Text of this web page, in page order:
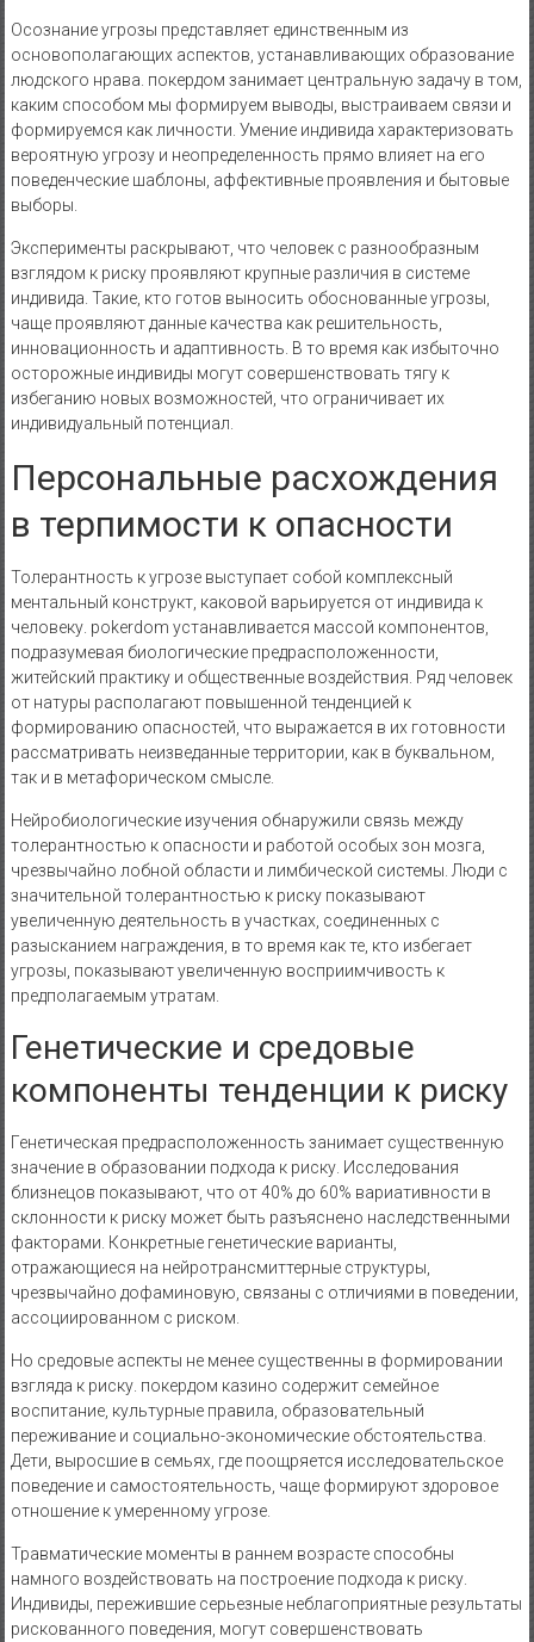
Осознание угрозы представляет единственным из
основополагающих аспектов, устанавливающих образование
людского нрава. покердом занимает центральную задачу в том,
каким способом мы формируем выводы, выстраиваем связи и
формируемся как личности. Умение индивида характеризовать
вероятную угрозу и неопределенность прямо влияет на его
поведенческие шаблоны, аффективные проявления и бытовые
выборы.
Эксперименты раскрывают, что человек с разнообразным
взглядом к риску проявляют крупные различия в системе
индивида. Такие, кто готов выносить обоснованные угрозы,
чаще проявляют данные качества как решительность,
инновационность и адаптивность. В то время как избыточно
осторожные индивиды могут совершенствовать тягу к
избеганию новых возможностей, что ограничивает их
индивидуальный потенциал.
Персональные расхождения
в терпимости к опасности
Толерантность к угрозе выступает собой комплексный
ментальный конструкт, каковой варьируется от индивида к
человеку. pokerdom устанавливается массой компонентов,
подразумевая биологические предрасположенности,
житейский практику и общественные воздействия. Ряд человек
от натуры располагают повышенной тенденцией к
формированию опасностей, что выражается в их готовности
рассматривать неизведанные территории, как в буквальном,
так и в метафорическом смысле.
Нейробиологические изучения обнаружили связь между
толерантностью к опасности и работой особых зон мозга,
чрезвычайно лобной области и лимбической системы. Люди с
значительной толерантностью к риску показывают
увеличенную деятельность в участках, соединенных с
разысканием награждения, в то время как те, кто избегает
угрозы, показывают увеличенную восприимчивость к
предполагаемым утратам.
Генетические и средовые
компоненты тенденции к риску
Генетическая предрасположенность занимает существенную
значение в образовании подхода к риску. Исследования
близнецов показывают, что от 40% до 60% вариативности в
склонности к риску может быть разъяснено наследственными
факторами. Конкретные генетические варианты,
отражающиеся на нейротрансмиттерные структуры,
чрезвычайно дофаминовую, связаны с отличиями в поведении,
ассоциированном с риском.
Но средовые аспекты не менее существенны в формировании
взгляда к риску. покердом казино содержит семейное
воспитание, культурные правила, образовательный
переживание и социально-экономические обстоятельства.
Дети, выросшие в семьях, где поощряется исследовательское
поведение и самостоятельность, чаще формируют здоровое
отношение к умеренному угрозе.
Травматические моменты в раннем возрасте способны
намного воздействовать на построение подхода к риску.
Индивиды, пережившие серьезные неблагоприятные результаты
рискованного поведения, могут совершенствовать